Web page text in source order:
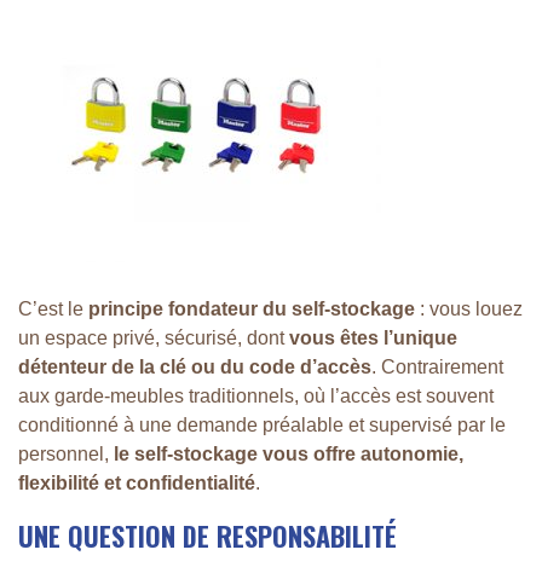
C’est le principe fondateur du self-stockage : vous louez
un espace privé, sécurisé, dontvous êtes l’unique
détenteur de la clé ou du code d’accès. Contrairement
aux garde-meubles traditionnels, où l’accès est souvent
conditionné à une demande préalable et supervisé par le
personnel, le self-stockage vous offre autonomie,
flexibilité et confidentialité.
UNE QUESTION DE RESPONSABILITÉ